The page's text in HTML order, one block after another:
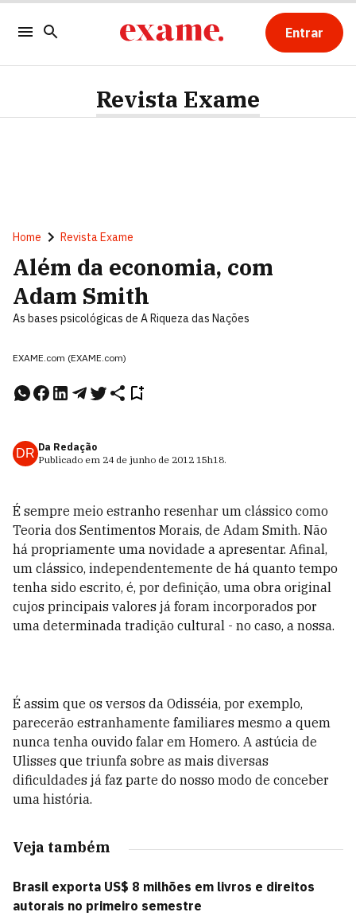
Entrar
Revista Exame
Home Revista Exame
Além da economia, com
Adam Smith
As bases psicológicas de A Riqueza das Nações
EXAME.com (EXAME.com)
DR Da Redação
Publicado em 24 de junho de 2012 15h18.
É sempre meio estranho resenhar um clássico como
Teoria dos Sentimentos Morais, de Adam Smith. Não
há propriamente uma novidade a apresentar. Afinal,
um clássico, independentemente de há quanto tempo
tenha sido escrito, é, por definição, uma obra original
cujos principais valores já foram incorporados por
uma determinada tradição cultural - no caso, a nossa.
É assim que os versos da Odisséia, por exemplo,
parecerão estranhamente familiares mesmo a quem
nunca tenha ouvido falar em Homero. A astúcia de
Ulisses que triunfa sobre as mais diversas
dificuldades já faz parte do nosso modo de conceber
uma história.
Veja também
Brasil exporta US$ 8 milhões em livros e direitos
autorais no primeiro semestre